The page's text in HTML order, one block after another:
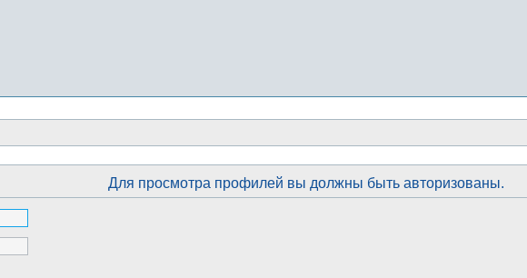
Для просмотра профилей вы должны быть авторизованы.